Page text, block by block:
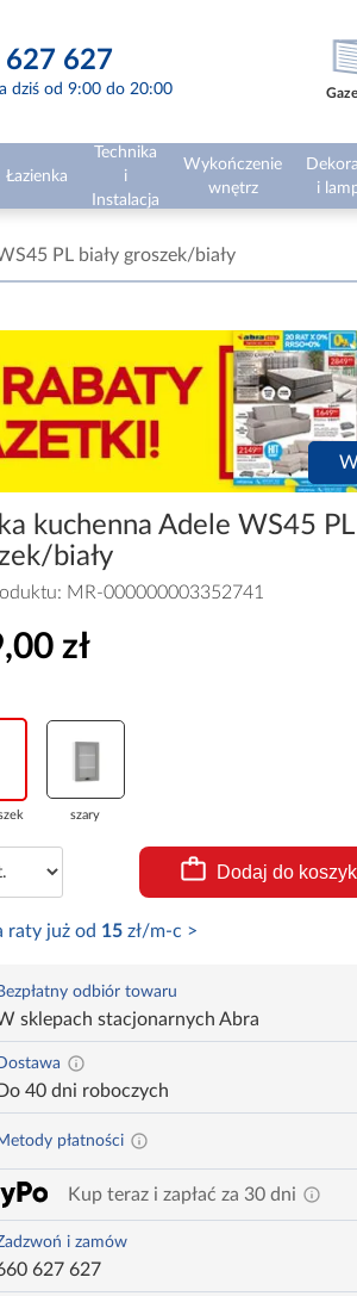
627 627
dziś od 9:00 do 20:00
Łazienka
Technika
i
Instalacja
Wykończenie
wnętrz
i
PL biały groszek/biały
kuchenna Adele WS45 PL
biały
MR-000000003352741
zł
szary
Dodaj do
raty już od 15zł/m-c >
odbiór towaru
sklepach stacjonarnych Abra
Do 40 dni roboczych
płatności
Kup teraz i zapłać za 30 dni
i zamów
627 627